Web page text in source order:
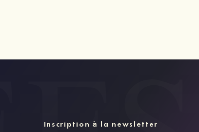
Inscription à la newsletter